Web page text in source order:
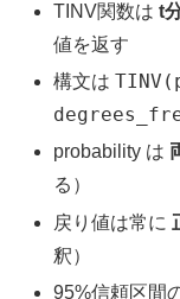
TINV関数はt
値を返す
構文は
probability は
る）
戻り値は常に
釈）
95%信頼区間